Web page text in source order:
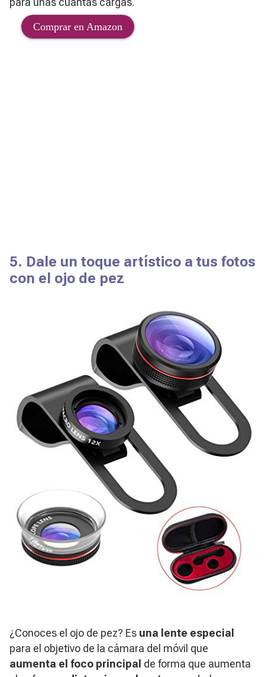
Comprar en Amazon
5. Dale un toque artístico a tus fotos
con el ojo de pez
¿Conoces el ojo de pez? Es una lente especial
para el objetivo de la cámara del móvil que
aumenta el foco principal de forma que aumenta